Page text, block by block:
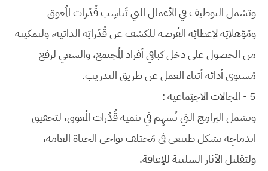
وتشمل التوظيف في الأعمال التي تُناسِب قُدُرات المُعوق
ومُؤهلاتِه لإعطائِه الفُرصة للكشف عن قُدُراتِه الذاتية، ولتمكينه
من الحصول على دخل كباقي أفراد المُجتمع، والسعي لرفع
مُستوى أدائه أثناء العمل عن طريق التدريب.
5 - المجالات الاجتِماعية :
وتشمل البرامِج التي تُسهِم في تنمية قُدُرات المُعوق، لتحقيق
اندماجِه بشكل طبيعي في مُختلف نواحي الحياة العامة،
ولتقليل الآثار السلبية للإعاقة.